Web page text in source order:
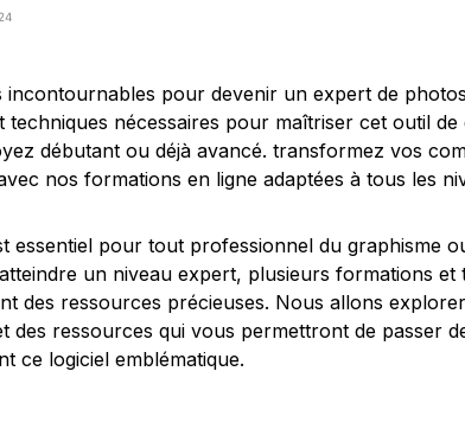
essentiel pour tout professionnel du graphisme
un niveau expert, plusieurs formations et
des ressources précieuses. Nous allons
des ressources qui vous permettront de passer
ce logiciel emblématique.